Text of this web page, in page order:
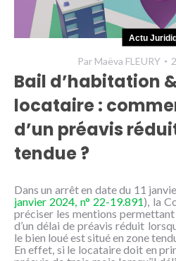
FORMEZ-
VOUS
INFORMEZ-
VOUS
LISEZ-NOUS
NOUS
CONTACT
Actu
Par Maëva FLEURY
Bail d’habitation
locataire :
d’un préavis
tendue ?
Dans un arrêt en date du 11
janvier 2024, n° 22-19.891), la
préciser les mentions
d’un délai de préavis réduit
le bien loué est situé en zone
En effet, si le locataire doit en